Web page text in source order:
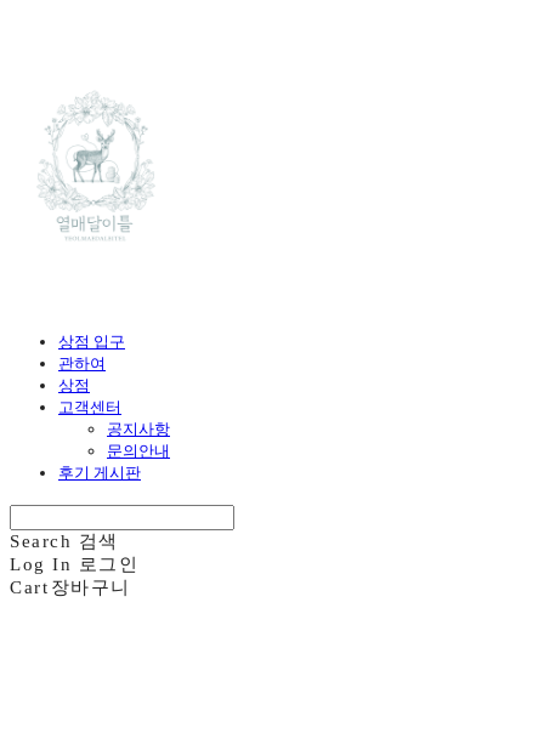
상점 입구
관하여
상점
고객센터
공지사항
문의안내
후기 게시판
Search 검색
Log In
로그인
Cart 장바구니